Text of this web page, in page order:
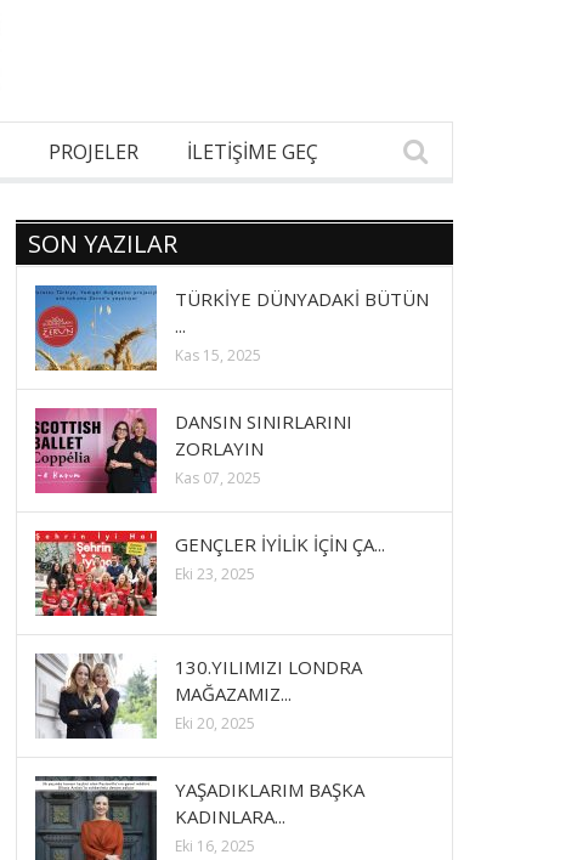
PROJELER İLETİŞİME GEÇ
SON YAZILAR
TÜRKİYE DÜNYADAKİ BÜTÜN
...
Kas 15, 2025
DANSIN SINIRLARINI
ZORLAYIN
Kas 07, 2025
GENÇLER İYİLİK İÇİN ÇA...
Eki 23, 2025
130.YILIMIZI LONDRA
MAĞAZAMIZ...
Eki 20, 2025
YAŞADIKLARIM BAŞKA
KADINLARA...
Eki 16, 2025